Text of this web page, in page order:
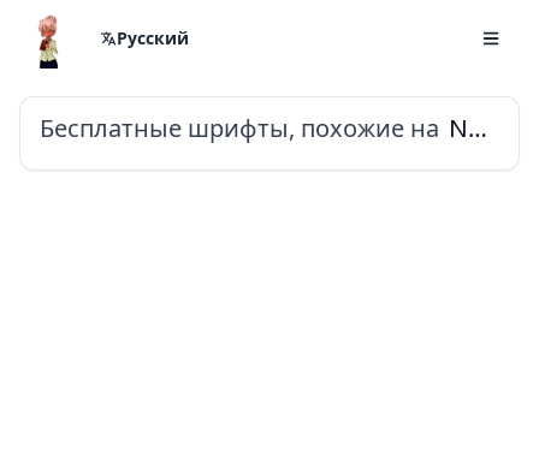
Русский
Бесплатные шрифты, похожие на Noto Sans Tai Tham